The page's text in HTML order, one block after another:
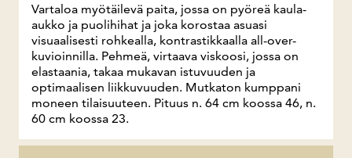
Vartaloa myötäilevä paita, jossa on pyöreä kaula-
aukko ja puolihihat ja joka korostaa asuasi
visuaalisesti rohkealla, kontrastikkaalla all-over-
kuvioinnilla. Pehmeä, virtaava viskoosi, jossa on
elastaania, takaa mukavan istuvuuden ja
optimaalisen liikkuvuuden. Mutkaton kumppani
moneen tilaisuuteen. Pituus n. 64 cm koossa 46, n.
60 cm koossa 23.